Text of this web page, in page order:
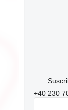
+40 230